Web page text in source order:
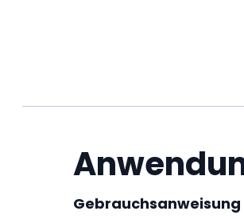
Gebrauchsanweisung